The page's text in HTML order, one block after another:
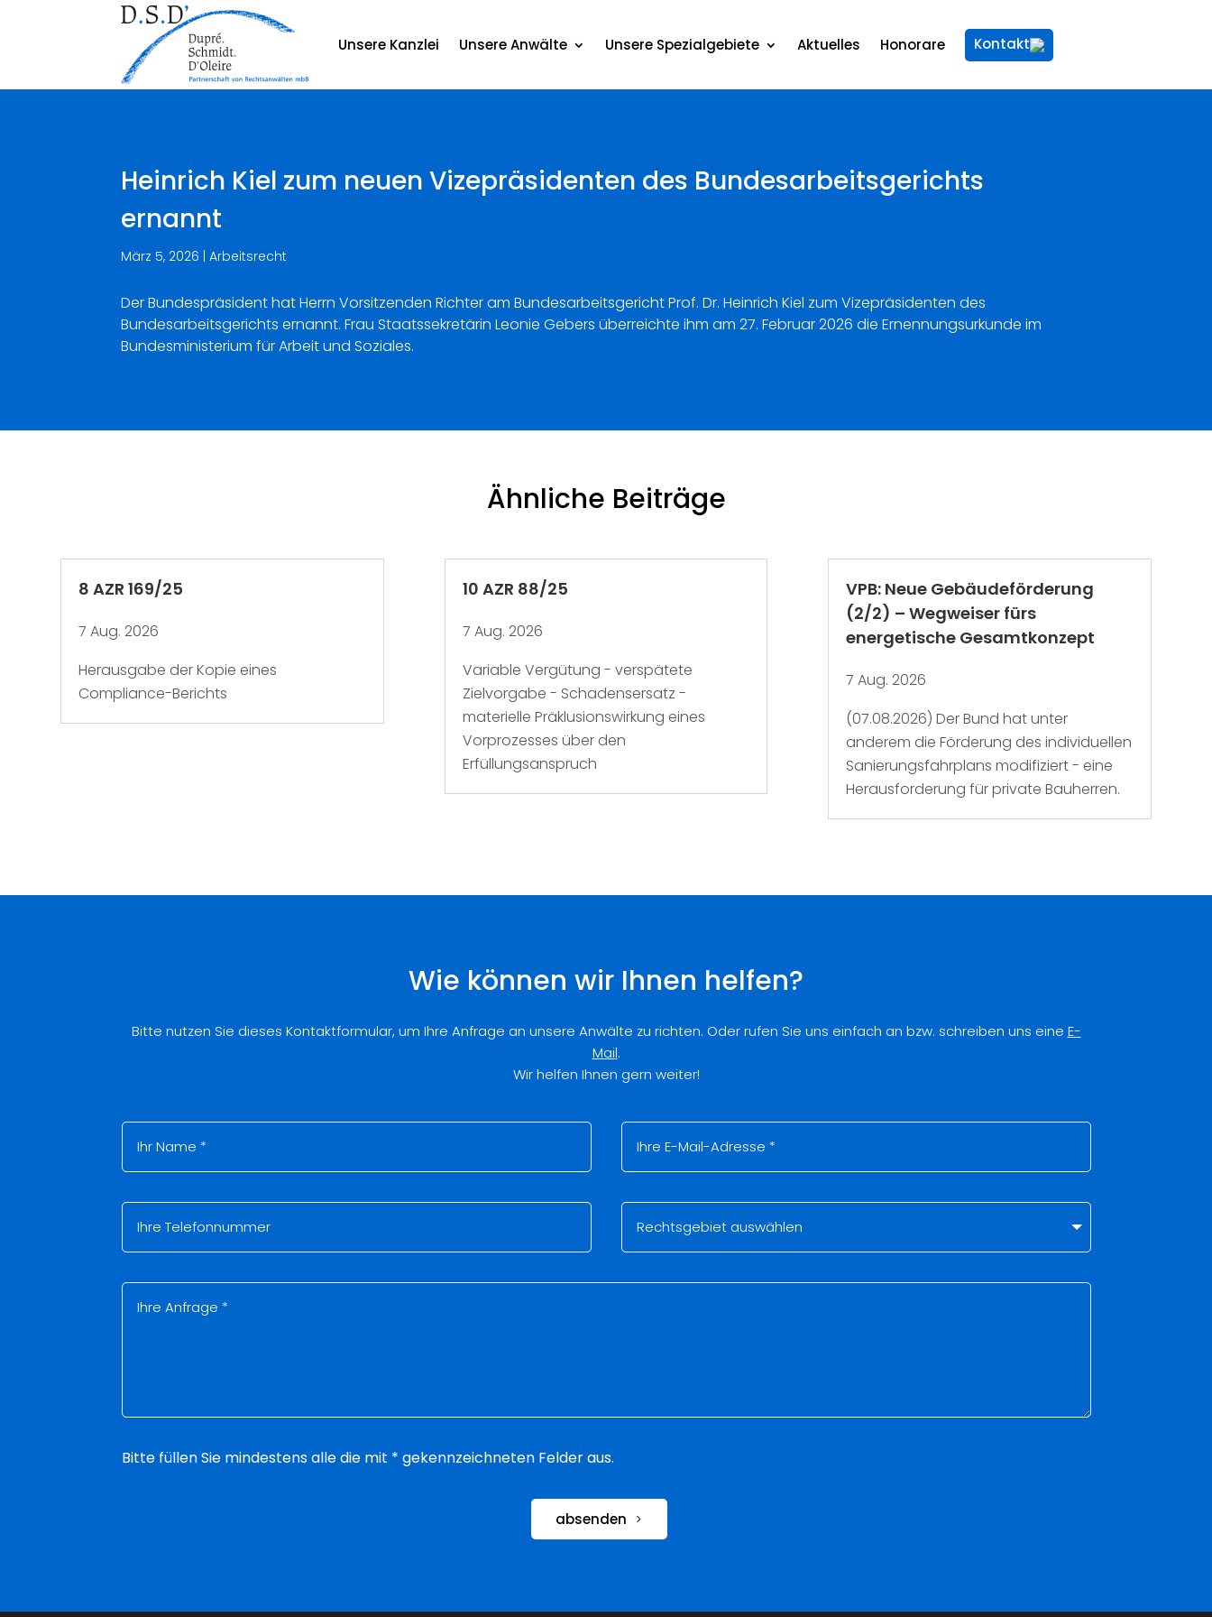
Unsere Kanzlei Unsere Anwälte Unsere Spezialgebiete Aktuelles Honorare Kontakt
Heinrich Kiel zum neuen Vizepräsidenten des Bundesarbeitsgerichts
ernannt
März 5, 2026 |Arbeitsrecht
Der Bundespräsident hat Herrn Vorsitzenden Richter am Bundesarbeitsgericht Prof. Dr. Heinrich Kiel zum Vizepräsidenten des
Bundesarbeitsgerichts ernannt. Frau Staatssekretärin Leonie Gebers überreichte ihm am 27. Februar 2026 die Ernennungsurkunde im
Bundesministerium für Arbeit und Soziales.
Ähnliche Beiträge
8 AZR 169/25
7 Aug. 2026
Herausgabe der Kopie eines
Compliance-Berichts
10 AZR 88/25
7 Aug. 2026
Variable Vergütung - verspätete
Zielvorgabe - Schadensersatz -
materielle Präklusionswirkung eines
Vorprozesses über den
Erfüllungsanspruch
VPB: Neue Gebäudeförderung
(2/2) – Wegweiser fürs
energetische Gesamtkonzept
7 Aug. 2026
(07.08.2026) Der Bund hat unter
anderem die Förderung des individuellen
Sanierungsfahrplans modifiziert - eine
Herausforderung für private Bauherren.
Wie können wir Ihnen helfen?
Bitte nutzen Sie dieses Kontaktformular, um Ihre Anfrage an unsere Anwälte zu richten. Oder rufen Sie uns einfach an bzw. schreiben uns eine E-
Mail.
Wir helfen Ihnen gern weiter!
Bitte füllen Sie mindestens alle die mit * gekennzeichneten Felder aus.
absenden